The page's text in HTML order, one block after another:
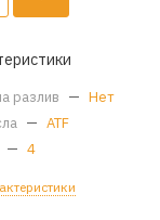
разлив — Нет
— ATF
— 4